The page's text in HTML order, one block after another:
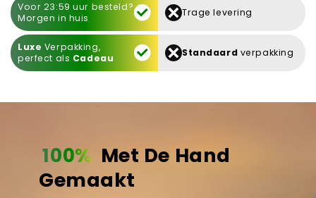
Voor 23:59 uur besteld?
Morgen in huis
Trage levering
Luxe Verpakking,
perfect als Cadeau Standaard verpakking
100% Met De Hand
Gemaakt